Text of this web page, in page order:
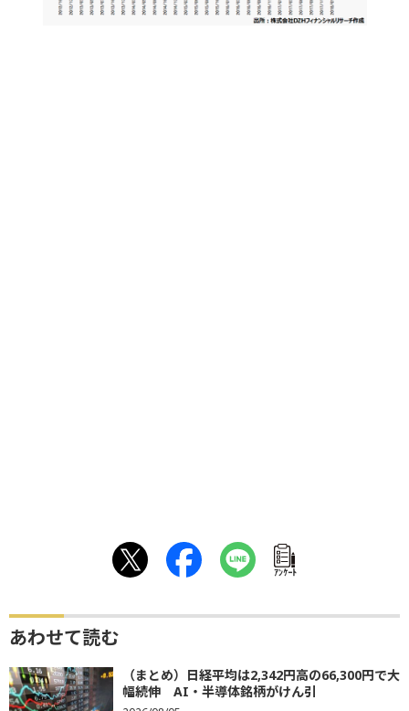
ｱﾝｹｰﾄ
あわせて読む
（まとめ）日経平均は2,342円高の66,300円で大
幅続伸 AI・半導体銘柄がけん引